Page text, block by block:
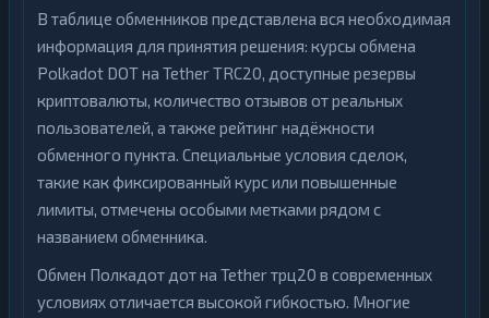
В таблице обменников представлена вся необходимая
информация для принятия решения: курсы обмена
Polkadot DOT на Tether TRC20, доступные резервы
криптовалюты, количество отзывов от реальных
пользователей, а также рейтинг надёжности
обменного пункта. Специальные условия сделок,
такие как фиксированный курс или повышенные
лимиты, отмечены особыми метками рядом с
названием обменника.
Обмен Полкадот дот на Tether трц20 в современных
условиях отличается высокой гибкостью. Многие